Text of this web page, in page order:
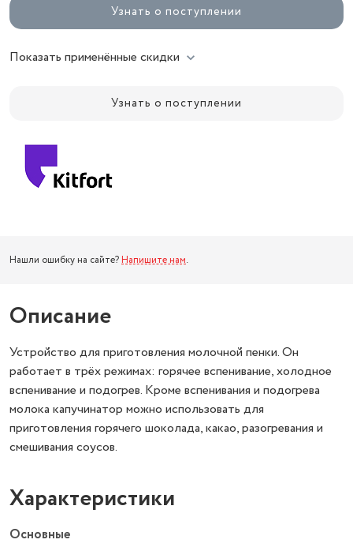
Узнать о поступлении
Показать применённые скидки
Узнать о поступлении
Нашли ошибку на сайте? Напишите нам.
Описание
Устройство для приготовления молочной пенки. Он
работает в трёх режимах: горячее вспенивание, холодное
вспенивание и подогрев. Кроме вспенивания и подогрева
молока капучинатор можно использовать для
приготовления горячего шоколада, какао, разогревания и
смешивания соусов.
Характеристики
Основные